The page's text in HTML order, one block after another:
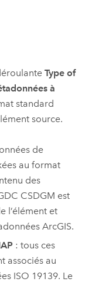
Type of
à
standard
source.
de
au format
des
CSDGM est
l’élément et
ArcGIS.
: tous ces
associés au
ISO 19139. Le